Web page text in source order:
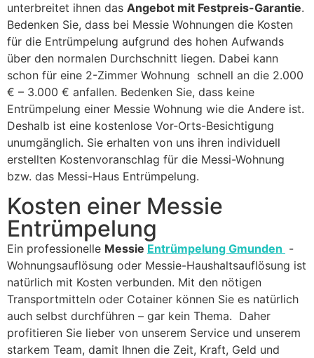
unterbreitet ihnen das Angebot mit Festpreis-Garantie.
Bedenken Sie, dass bei Messie Wohnungen die Kosten
für die Entrümpelung aufgrund des hohen Aufwands
über den normalen Durchschnitt liegen. Dabei kann
schon für eine 2-Zimmer Wohnung schnell an die 2.000
€ – 3.000 € anfallen. Bedenken Sie, dass keine
Entrümpelung einer Messie Wohnung wie die Andere ist.
Deshalb ist eine kostenlose Vor-Orts-Besichtigung
unumgänglich. Sie erhalten von uns ihren individuell
erstellten Kostenvoranschlag für die Messi-Wohnung
bzw. das Messi-Haus Entrümpelung.
Kosten einer Messie
Entrümpelung
Ein professionelle Messie Entrümpelung Gmunden -
Wohnungsauflösung oder Messie-Haushaltsauflösung ist
natürlich mit Kosten verbunden. Mit den nötigen
Transportmitteln oder Cotainer können Sie es natürlich
auch selbst durchführen – gar kein Thema. Daher
profitieren Sie lieber von unserem Service und unserem
starkem Team, damit Ihnen die Zeit, Kraft, Geld und